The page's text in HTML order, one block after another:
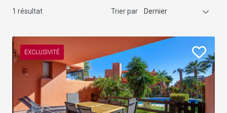
1 résultat Trier par Dernier
EXCLUSIVITÉ